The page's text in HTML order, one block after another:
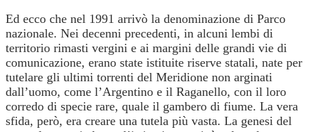
Ed ecco che nel 1991 arrivò la denominazione di Parco
nazionale. Nei decenni precedenti, in alcuni lembi di
territorio rimasti vergini e ai margini delle grandi vie di
comunicazione, erano state istituite riserve statali, nate per
tutelare gli ultimi torrenti del Meridione non arginati
dall’uomo, come l’Argentino e il Raganello, con il loro
corredo di specie rare, quale il gambero di fiume. La vera
sfida, però, era creare una tutela più vasta. La genesi del